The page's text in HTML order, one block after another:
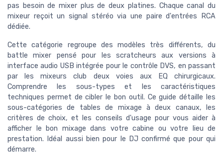
pas besoin de mixer plus de deux platines. Chaque canal du
mixeur reçoit un signal stéréo via une paire d'entrées RCA
dédiée.
Cette catégorie regroupe des modèles très différents, du
battle mixer pensé pour les scratcheurs aux versions à
interface audio USB intégrée pour le contrôle DVS, en passant
par les mixeurs club deux voies aux EQ chirurgicaux.
Comprendre les sous-types et les caractéristiques
techniques permet de cibler le bon outil. Ce guide détaille les
sous-catégories de tables de mixage à deux canaux, les
critères de choix, et les conseils d'usage pour vous aider à
afficher le bon mixage dans votre cabine ou votre lieu de
prestation. Idéal aussi bien pour le DJ confirmé que pour qui
démarre.